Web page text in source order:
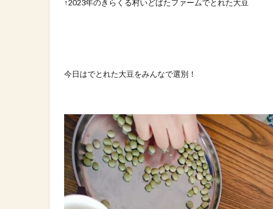
↑2023年のきらくる村いどばたファームでとれた大豆
今日はでとれた大豆をみんなで選別！